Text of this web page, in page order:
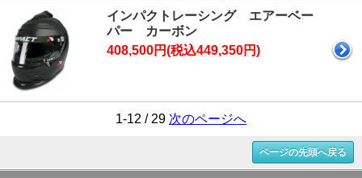
インパクトレーシング エアーベー
パー カーボン
408,500円(税込449,350円)
1-12 / 29 次のページへ
ページの先頭へ戻る